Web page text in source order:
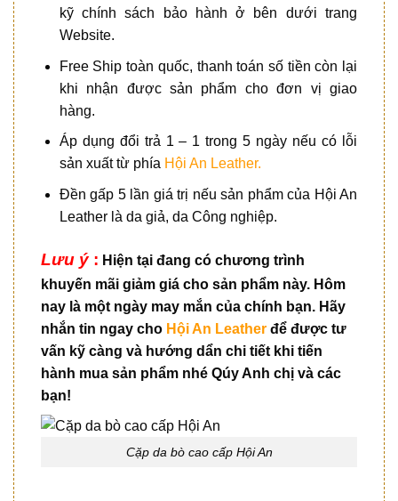
kỹ chính sách bảo hành ở bên dưới trang
Website.
Free Ship toàn quốc, thanh toán số tiền còn lại
khi nhận được sản phẩm cho đơn vị giao
hàng.
Áp dụng đổi trả 1 – 1 trong 5 ngày nếu có lỗi
sản xuất từ phía Hội An Leather.
Đền gấp 5 lần giá trị nếu sản phẩm của Hội An
Leather là da giả, da Công nghiệp.
Lưu ý : Hiện tại đang có chương trình
khuyến mãi giảm giá cho sản phẩm này. Hôm
nay là một ngày may mắn của chính bạn. Hãy
nhắn tin ngay cho Hội An Leather để được tư
vấn kỹ càng và hướng dẩn chi tiết khi tiến
hành mua sản phẩm nhé Qúy Anh chị và các
bạn!
Cặp da bò cao cấp Hội An